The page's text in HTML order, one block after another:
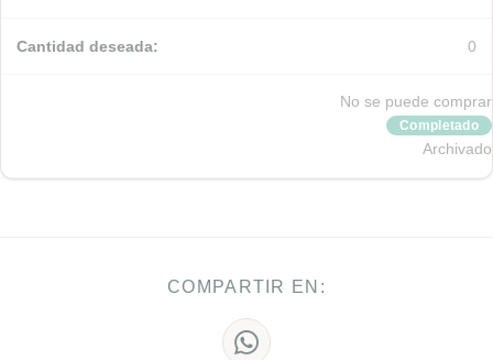
0
No se puede comprar
Completado
Archivado
COMPARTIR EN: